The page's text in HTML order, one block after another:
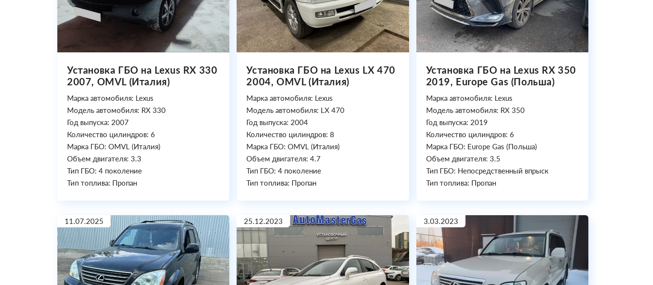
Установка ГБО на Lexus RX 330
2007, OMVL (Италия)
Марка автомобиля: Lexus
Модель автомобиля: RX 330
Год выпуска: 2007
Количество цилиндров: 6
Марка ГБО: OMVL (Италия)
Объем двигателя: 3.3
Тип ГБО: 4 поколение
Тип топлива: Пропан
Установка ГБО на Lexus LX 470
2004, OMVL (Италия)
Марка автомобиля: Lexus
Модель автомобиля: LX 470
Год выпуска: 2004
Количество цилиндров: 8
Марка ГБО: OMVL (Италия)
Объем двигателя: 4.7
Тип ГБО: 4 поколение
Тип топлива: Пропан
Установка ГБО на Lexus RX 350
2019, Europe Gas (Польша)
Марка автомобиля: Lexus
Модель автомобиля: RX 350
Год выпуска: 2019
Количество цилиндров: 6
Марка ГБО: Europe Gas (Польша)
Объем двигателя: 3.5
Тип ГБО: Непосредственный впрыск
Тип топлива: Пропан
11.07.2025 25.12.2023 3.03.2023